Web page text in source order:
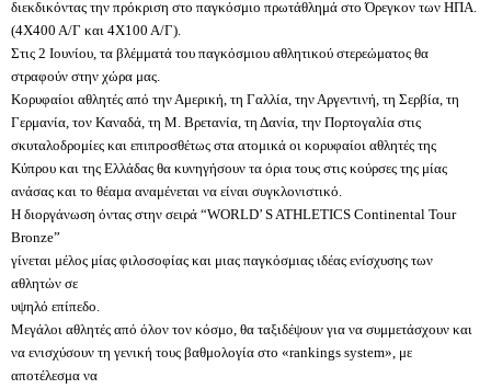
διεκδικόντας την πρόκριση στο παγκόσμιο πρωτάθλημά στο Όρεγκον των ΗΠΑ.
(4Χ400 Α/Γ και 4Χ100 Α/Γ).
Στις 2 Ιουνίου, τα βλέμματά του παγκόσμιου αθλητικού στερεώματος θα
στραφούν στην χώρα μας.
Κορυφαίοι αθλητές από την Αμερική, τη Γαλλία, την Αργεντινή, τη Σερβία, τη
Γερμανία, τον Καναδά, τη Μ. Βρετανία, τη Δανία, την Πορτογαλία στις
σκυταλοδρομίες και επιπροσθέτως στα ατομικά οι κορυφαίοι αθλητές της
Κύπρου και της Ελλάδας θα κυνηγήσουν τα όρια τους στις κούρσες της μίας
ανάσας και το θέαμα αναμένεται να είναι συγκλονιστικό.
Η διοργάνωση όντας στην σειρά “WORLD’ S ATHLETICS Continental Tour
Bronze”
γίνεται μέλος μίας φιλοσοφίας και μιας παγκόσμιας ιδέας ενίσχυσης των
αθλητών σε
υψηλό επίπεδο.
Μεγάλοι αθλητές από όλον τον κόσμο, θα ταξιδέψουν για να συμμετάσχουν και
να ενισχύσουν τη γενική τους βαθμολογία στο «rankings system», με
αποτέλεσμα να